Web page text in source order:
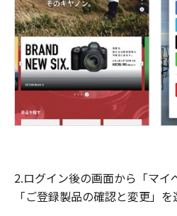
2.ログイン後の画面から「マイ
「ご登録製品の確認と変更」を